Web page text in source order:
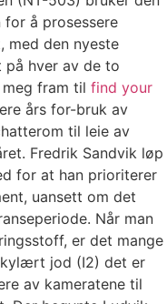
å prosessere
med den nyeste
på hver av de to
fram til find your
års for-bruk av
til leie av
Fredrik Sandvik løp
for at han prioriterer
uansett om det
Når man
er det mange
jod (I2) det er
av kameratene til